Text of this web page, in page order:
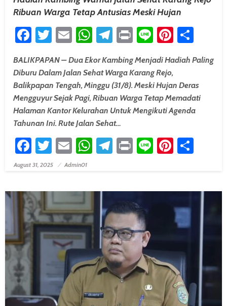
Ribuan Warga Tetap Antusias Meski Hujan
Facebook
Twitter
EmailWhatsApp
Telegram
PrintLine
BALIKPAPAN – Dua Ekor Kambing Menjadi Hadiah Paling
Diburu Dalam Jalan Sehat Warga Karang Rejo,
Balikpapan Tengah, Minggu (31/8). Meski Hujan Deras
Mengguyur Sejak Pagi, Ribuan Warga Tetap Memadati
Halaman Kantor Kelurahan Untuk Mengikuti Agenda
Tahunan Ini. Rute Jalan Sehat…
Facebook
Twitter
EmailWhatsApp
Telegram
PrintLine
Posted On
August 31, 2025 Admin01